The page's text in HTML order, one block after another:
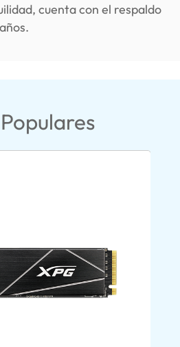
cuenta con el respaldo